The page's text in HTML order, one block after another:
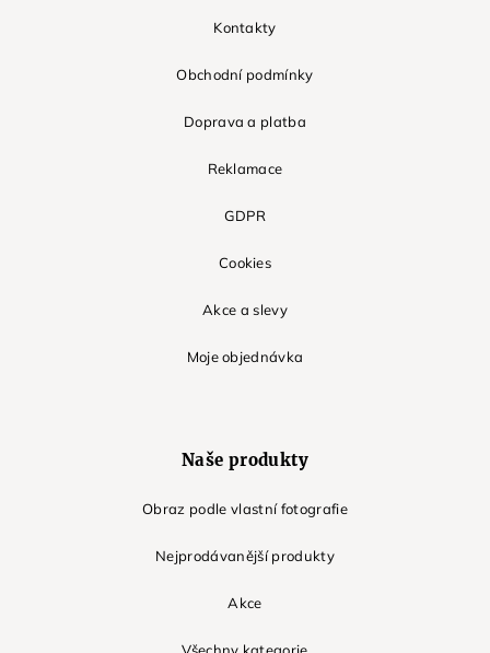
Kontakty
Obchodní podmínky
Doprava a platba
Reklamace
GDPR
Cookies
Akce a slevy
Moje objednávka
Naše produkty
Obraz podle vlastní fotografie
Nejprodávanější produkty
Akce